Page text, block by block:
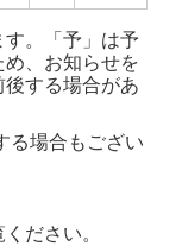
。「予」は予
、お知らせを
する場合があ
る場合もござい
ださい。